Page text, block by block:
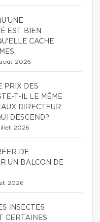
EST BIEN
CACHE
2026
PRIX DES
T-IL LE MÊME
DIRECTEUR
DESCEND?
2026
DE
UN BALCON DE
2026
INSECTES
CERTAINES